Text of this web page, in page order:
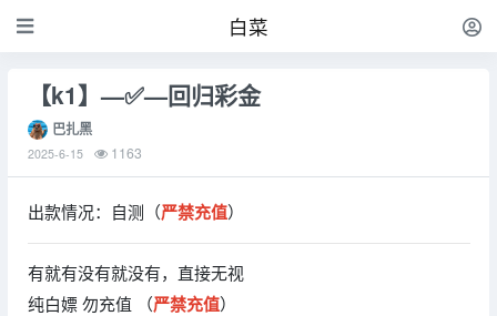
白菜
【k1】—✅—回归彩金
巴扎黑
2025-6-15 1163
出款情况：自测（严禁充值）
有就有没有就没有，直接无视
纯白嫖 勿充值 （严禁充值）